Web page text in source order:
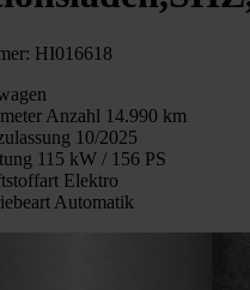
HI016618
Anzahl 14.990 km
10/2025
115 kW / 156 PS
Elektro
Automatik